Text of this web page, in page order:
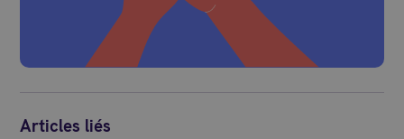
Articles liés